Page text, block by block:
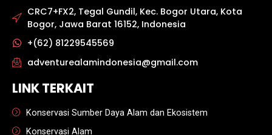
CRC7+FX2, Tegal Gundil, Kec. Bogor Utara, Kota
Bogor, Jawa Barat 16152, Indonesia
+(62) 81229545569
adventurealamindonesia@gmail.com
LINK TERKAIT
Konservasi Sumber Daya Alam dan Ekosistem
Konservasi Alam